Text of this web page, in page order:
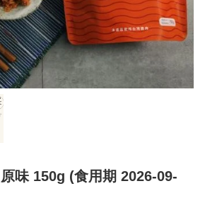
味 150g (食用期 2026-09-